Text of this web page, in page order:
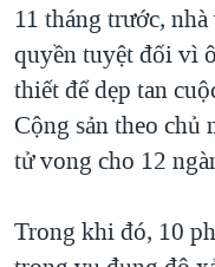
KINH TẾ
KHOA HỌC
SỨC KHOẺ
VĂN HOÁ
GIÁO DỤC
MỘT NĂM CHIẾN
GIẢI MÃ VÀNH ĐAI &
NGÀY TỊ NẠN THẾ
TRỊNH VĨNH BÌNH -
CHI PHÍ CHIẾN
MẠNG XÃ HỘI
Ngôn ngữ khác
11 tháng trước,
quyền tuyệt đối vì
thiết để dẹp tan
Cộng sản theo
tử vong cho 12
Trong khi đó, 10